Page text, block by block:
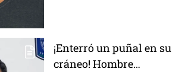
¡Enterró un puñal en su
cráneo! Hombre